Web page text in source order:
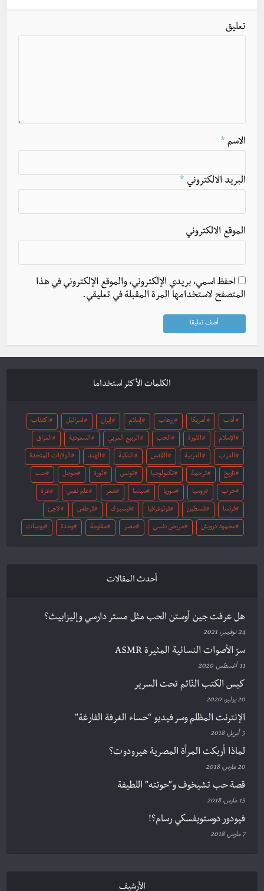
تعليق
الاسم *
البريد الالكتروني *
الموقع الالكتروني
احفظ اسمي، بريدي الإلكتروني، والموقع الإلكتروني في هذا
المتصفح لاستخدامها المرة المقبلة في تعليقي.
الكلمات الأكثر استخداما
أدب أمريكا إرهاب إسلام إيران اسرائيل اكتئاب
الإسلام الثورة الحب الربيع العربي السعودية العراق
العرب العربية القدس النكبة الهند الولايات المتحدة
تاريخ ترجمة تكنولوجيا تونس ثورة جوجل حب
حرب روسيا سوريا سينما شعر علم نفس غزة
فرنسا فلسطين فوتوغرافيا فيسبوك قرطاس لاجئ
محمود درويش مريض نفسي مصر مقاومة وحدة يوميات
أحدث المقالات
هل عرفت جين أوستن الحب مثل مستر دارسي وإليزابيث؟
24 نوفمبر، 2021
سرّ الأصوات النسائية المثيرة ASMR
11 أغسطس، 2020
كيس الكتب النّائم تحت السرير
20 يوليو، 2020
الإنترنت المظلم وسر فيديو “حساء الغرفة الفارغة”
5 أبريل، 2018
لماذا أربكت المرأة المصرية هيرودوت؟
20 مارس، 2018
قصة حب تشيخوف و”حوتته” اللطيفة
15 مارس، 2018
فيودور دوستويفسكي رسام؟!
7 مارس، 2018
الأرشيف